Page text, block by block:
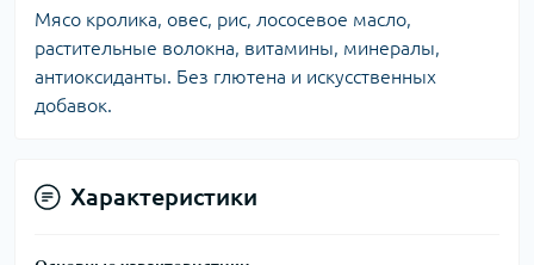
Мясо кролика, овес, рис, лососевое масло,
растительные волокна, витамины, минералы,
антиоксиданты. Без глютена и искусственных
добавок.
Характеристики